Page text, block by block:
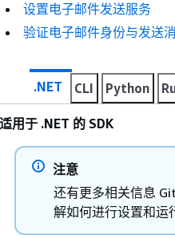
设置电子邮件发送服务
验证电子邮件身份与发送
.NET CLI Python
适用于 .NET 的 SDK
注意
还有更多相关信息
解如何进行设置和运